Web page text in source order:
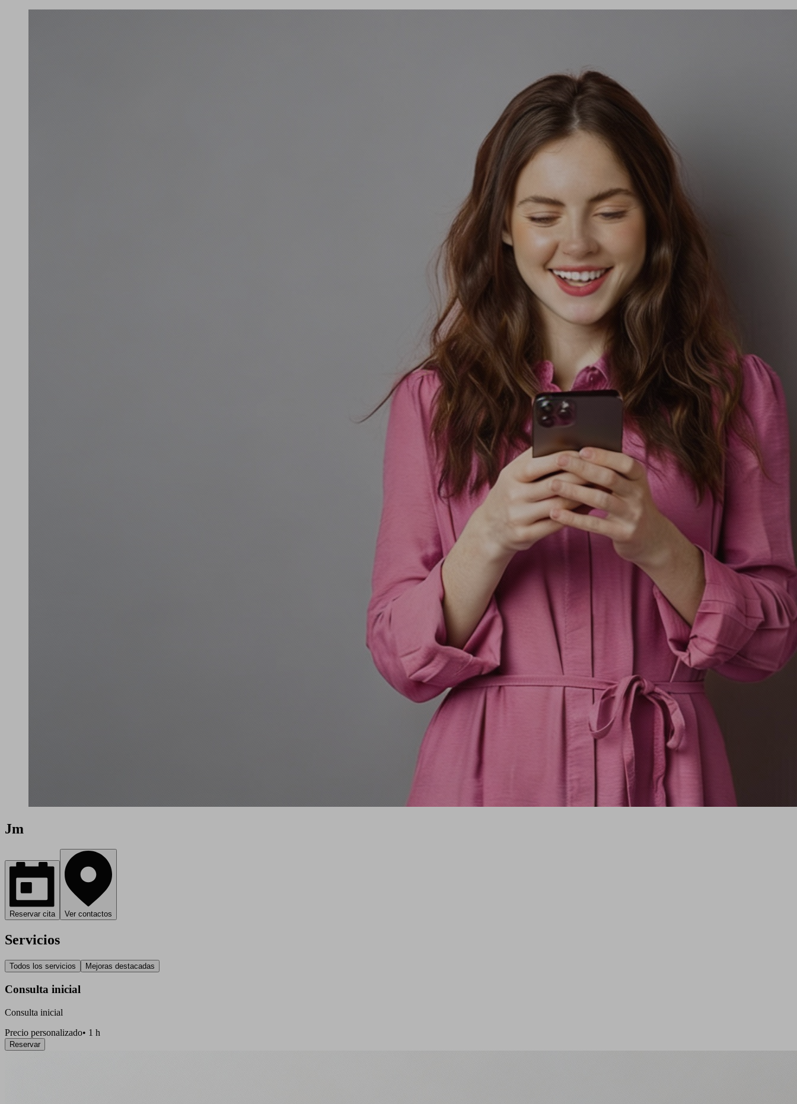
Jm
Reservar cita Ver contactos
Servicios
Todos los servicios Mejoras destacadas
Consulta inicial
Consulta inicial
Precio personalizado• 1 h
Reservar